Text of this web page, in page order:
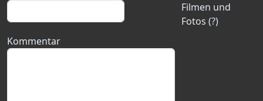
Filmen und
Fotos (?)
Kommentar